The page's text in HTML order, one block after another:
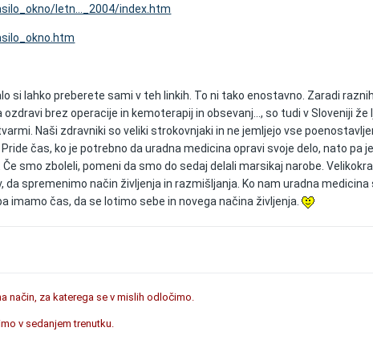
letn..._2004/index.htm
si lahko preberete sami v teh linkih. To ni tako enostavno. Zaradi raznih
brez operacije in kemoterapij in obsevanj..., so tudi v Sloveniji že
Naši zdravniki so veliki strokovnjaki in ne jemljejo vse
čas, ko je potrebno da uradna medicina opravi svoje delo, nato pa
smo zboleli, pomeni da smo do sedaj delali marsikaj narobe.
da spremenimo način življenja in razmišljanja. Ko nam uradna medicina
imamo čas, da se lotimo sebe in novega načina življenja.
način, za katerega se v mislih odločimo.
v sedanjem trenutku.